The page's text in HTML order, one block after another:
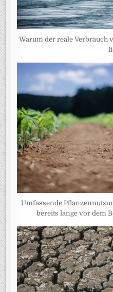
Warum der reale Verbrauch
Umfassende
bereits lange vor dem